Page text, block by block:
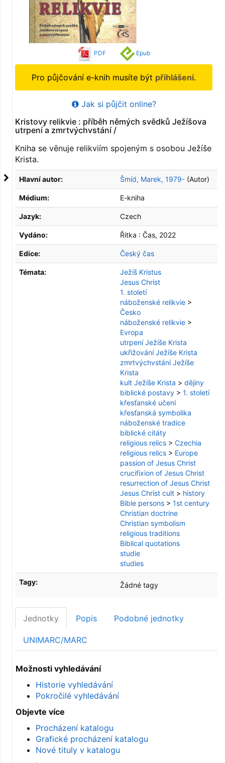
PDF Epub
Pro půjčování e-knih musíte být přihlášeni.
Jak si půjčit online?
Kristovy relikvie : příběh němých svědků Ježíšova
utrpení a zmrtvýchvstání /
Kniha se věnuje relikviím spojeným s osobou Ježíše
Krista.
Hlavní autor: Šmíd, Marek, 1979- (Autor)
Médium: E-kniha
Jazyk: Czech
Vydáno: Řitka : Čas, 2022
Edice: Český čas
Témata:
Ježíš Kristus
Jesus Christ
1. století
náboženské relikvie >
Česko
náboženské relikvie >
Evropa
utrpení Ježíše Krista
ukřižování Ježíše Krista
zmrtvýchvstání Ježíše
Krista
kult Ježíše Krista > dějiny
biblické postavy > 1. století
křesťanské učení
křesťanská symbolika
náboženské tradice
biblické citáty
religious relics > Czechia
religious relics > Europe
passion of Jesus Christ
crucifixion of Jesus Christ
resurrection of Jesus Christ
Jesus Christ cult > history
Bible persons > 1st century
Christian doctrine
Christian symbolism
religious traditions
Biblical quotations
studie
studies
Tagy: Žádné tagy
Jednotky Popis Podobné jednotky
UNIMARC/MARC
Možnosti vyhledávání
Historie vyhledávání
Pokročilé vyhledávání
Objevte více
Procházení katalogu
Grafické procházení katalogu
Nové tituly v katalogu